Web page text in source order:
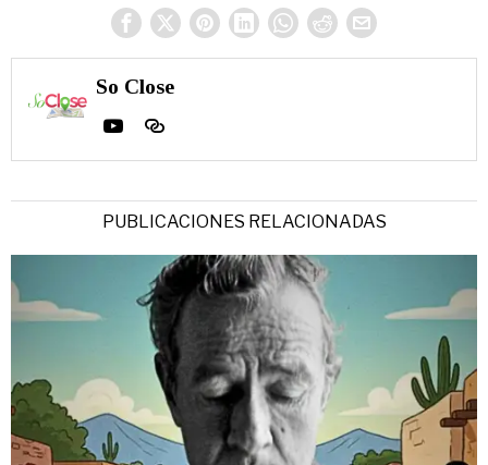
So Close
PUBLICACIONES RELACIONADAS